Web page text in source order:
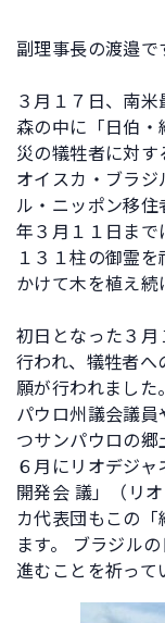
副理事長の渡邉で
３月１７日、南
森の中に「日伯
災の犠牲者に対す
オイスカ・ブラ
ル・ニッポン移
年３月１１日まで
１３１柱の御霊
かけて木を植え続
初日となった３月
行われ、犠牲者へ
願が行われました
パウロ州議会議
つサンパウロの郷
６月にリオデジ
開発会 議」（リ
カ代表団もこの
ます。 ブラジル
進むことを祈って